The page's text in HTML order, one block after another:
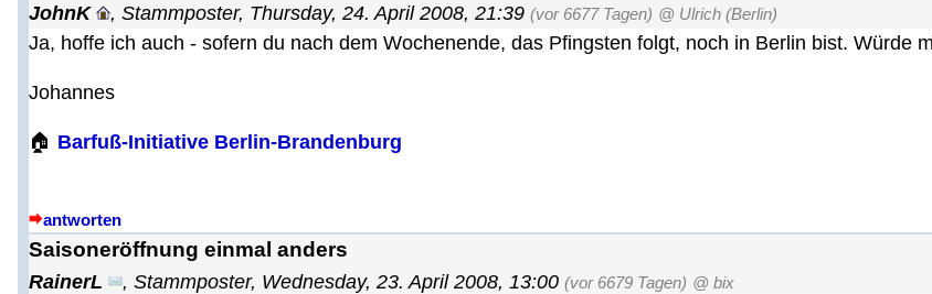
JohnK , Stammposter, Thursday, 24. April 2008, 21:39 (vor 6677 Tagen) @ Ulrich (Berlin)
Ja, hoffe ich auch - sofern du nach dem Wochenende, das Pfingsten folgt, noch in Berlin bist. Würde
Johannes
🏠 Barfuß-Initiative Berlin-Brandenburg
antworten
Saisoneröffnung einmal anders
RainerL , Stammposter, Wednesday, 23. April 2008, 13:00 (vor 6679 Tagen) @ bix